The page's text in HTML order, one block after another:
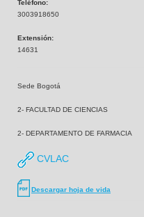
Teléfono:
3003918650
Extensión:
14631
Sede Bogotá
2- FACULTAD DE CIENCIAS
2- DEPARTAMENTO DE FARMACIA
CVLAC
Descargar hoja de vida